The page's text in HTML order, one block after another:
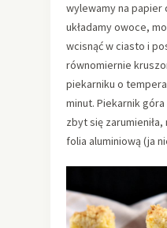
wylewamy na papier
układamy owoce,
wcisnąć w ciasto i
równomiernie
piekarniku o
minut. Piekarnik
zbyt się
folia aluminiową (ja